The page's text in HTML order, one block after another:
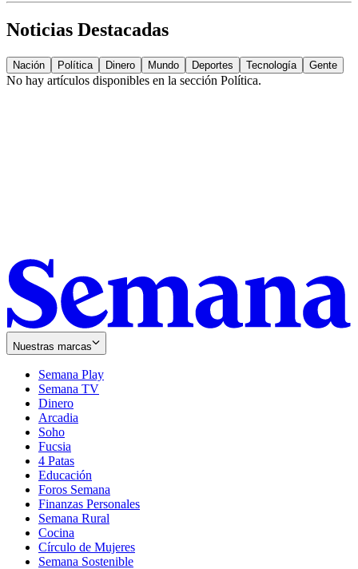
Noticias Destacadas
Nación Política Dinero Mundo Deportes Tecnología Gente
No hay artículos disponibles en la sección Política.
Nuestras marcas
Semana Play
Semana TV
Dinero
Arcadia
Soho
in
new
window
Fucsia
in
new
window
4 Patas
Educación
Foros Semana
Finanzas Personales
Semana Rural
Cocina
Círculo de Mujeres
Semana Sostenible